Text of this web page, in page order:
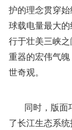
护的理念贯穿
球载电量最大的
行于壮美三峡
重器的宏伟气魄
世奇观。
同时，版面
了长江生态系